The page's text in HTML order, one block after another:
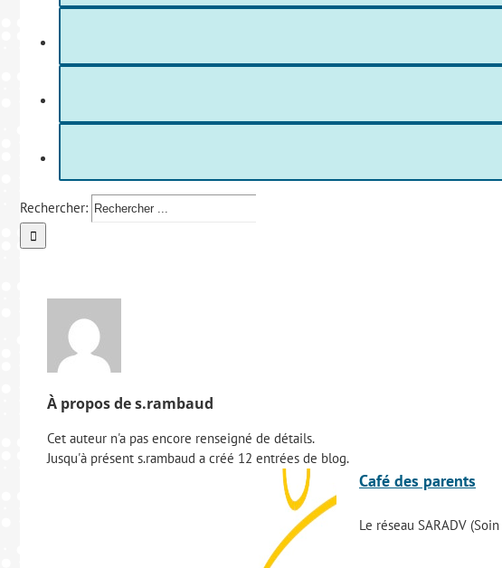
Rechercher:
À propos des.rambaud
Cet auteur n'a pas encore renseigné de détails.
Jusqu'à présent s.rambaud a créé 12 entrées de blog.
Café des parents
Le réseau SARADV